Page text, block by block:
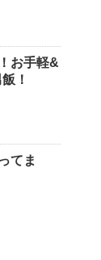
お手軽&
！
てま